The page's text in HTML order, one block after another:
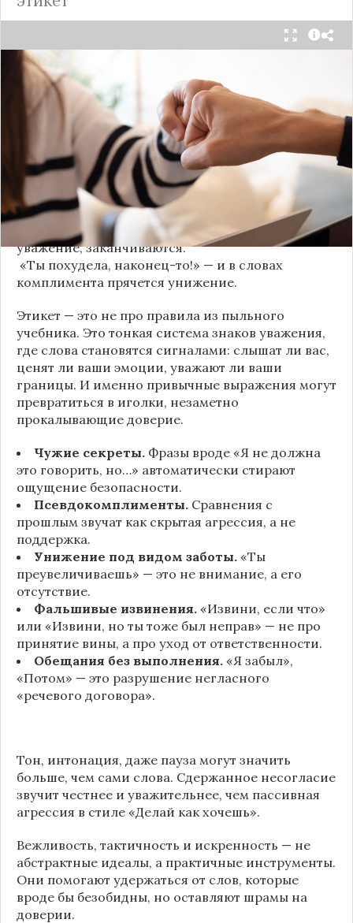
Мы часто думаем, что доверие рушится из-за
серьёзных предательств. Но на самом деле оно
трещит по швам гораздо раньше — в момент,
когда в разговоре звучит невинная на первый
взгляд фраза. Подробнее об этом рассказывает
«Этикет и психология общения» на Дзене.
«Да я никому не расскажу, правда». И через пару
дней вашу историю пересказывает другой
человек.
«Хватит ныть» — и разговор, а вместе с ним
уважение, заканчиваются.
«Ты похудела, наконец-то!» — и в словах
комплимента прячется унижение.
Этикет — это не про правила из пыльного
учебника. Это тонкая система знаков уважения,
где слова становятся сигналами: слышат ли вас,
ценят ли ваши эмоции, уважают ли ваши
границы. И именно привычные выражения могут
превратиться в иголки, незаметно
прокалывающие доверие.
Чужие секреты. Фразы вроде «Я не должна
это говорить, но…» автоматически стирают
ощущение безопасности.
Псевдокомплименты. Сравнения с
прошлым звучат как скрытая агрессия, а не
поддержка.
Унижение под видом заботы. «Ты
преувеличиваешь» — это не внимание, а его
отсутствие.
Фальшивые извинения. «Извини, если что»
или «Извини, но ты тоже был неправ» — не про
принятие вины, а про уход от ответственности.
Обещания без выполнения. «Я забыл»,
«Потом» — это разрушение негласного
«речевого договора».
Тон, интонация, даже пауза могут значить
больше, чем сами слова. Сдержанное несогласие
звучит честнее и уважительнее, чем пассивная
агрессия в стиле «Делай как хочешь».
Вежливость, тактичность и искренность — не
абстрактные идеалы, а практичные инструменты.
Они помогают удержаться от слов, которые
вроде бы безобидны, но оставляют шрамы на
доверии.